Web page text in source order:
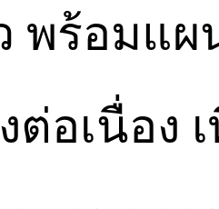
พร้อมแ
ต่อเนื่อง